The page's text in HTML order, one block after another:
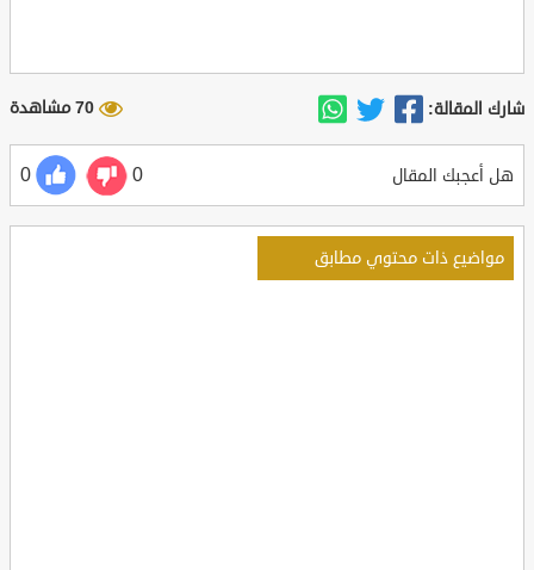
شارك المقالة: 70 مشاهدة
هل أعجبك المقال 0
0
مواضيع ذات محتوي مطابق